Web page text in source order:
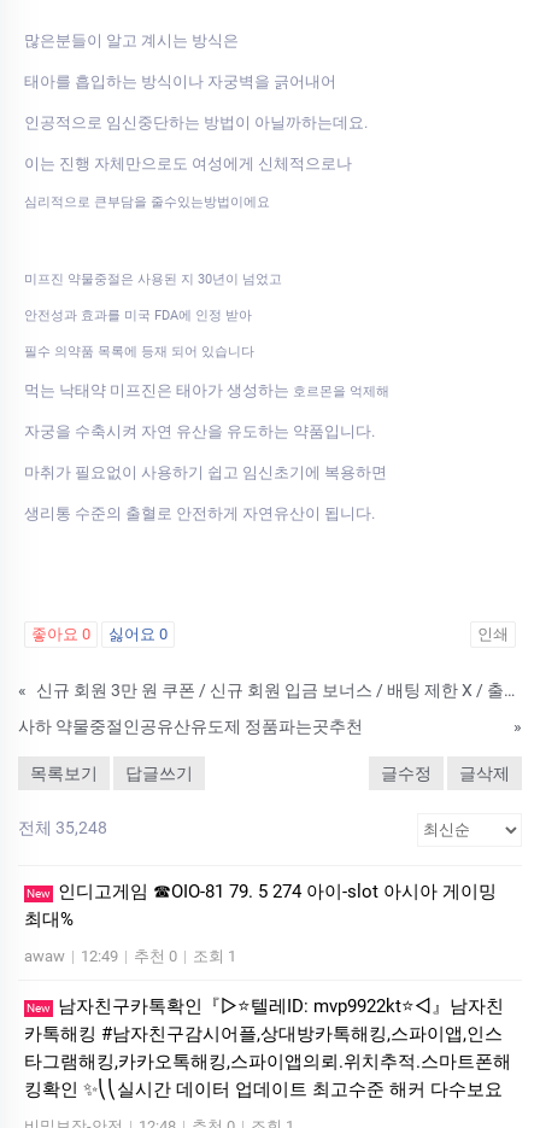
많은분들이 알고 계시는 방식은
태아를 흡입하는 방식이나 자궁벽을 긁어내어
인공적으로 임신중단하는 방법이 아닐까하는데요.
이는 진행 자체만으로도 여성에게 신체적으로나
심리적으로 큰부담을 줄수있는방법이에요
미프진 약물중절은 사용된 지 30년이 넘었고
안전성과 효과를 미국 FDA에 인정 받아
필수 의약품 목록에 등재 되어 있습니다
먹는 낙태약 미프진은 태아가 생성하는 호르몬을 억제해
자궁을 수축시켜 자연 유산을 유도하는 약품입니다.
마취가 필요없이 사용하기 쉽고 임신초기에 복용하면
생리통 수준의 출혈로 안전하게 자연유산이 됩니다.
좋아요 0 싫어요 0 인쇄
«
신규 회원 3만 원 쿠폰 / 신규 회원 입금 보너스 / 배팅 제한 X / 출금 무제한
사하 약물중절인공유산유도제 정품파는곳추천
»
목록보기 답글쓰기 글수정 글삭제
전체 35,248
New
인디­고게­임 ☎OIO-81 79. 5 274 아이-slot 아시아 게이밍
최대%
awaw | 12:49 | 추천 0 | 조회 1
New
남자친구카톡확인『▷⭐텔레ID: mvp9922kt⭐◁』남자친
카톡해킹 #남자친구감시어플,상대방카톡해킹,스파이앱,인스
타그램해킹,카카오톡해킹,스파이앱의뢰.위치추적.스마트폰해
킹확인 ✨⎝⎝실시간 데이터 업데이트 최고수준 해커 다수보요